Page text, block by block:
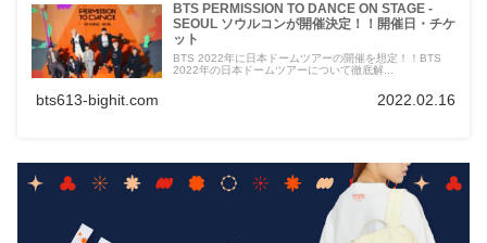
BTS PERMISSION TO DANCE ON STAGE -
SEOUL ソウルコンが開催決定！！開催日・チケ
ット
BTS 2022年に日本ドームツアーの開催を想定！！BTS
2022年の日本ドームツアーについて徹底解...
bts613-bighit.com 2022.02.16